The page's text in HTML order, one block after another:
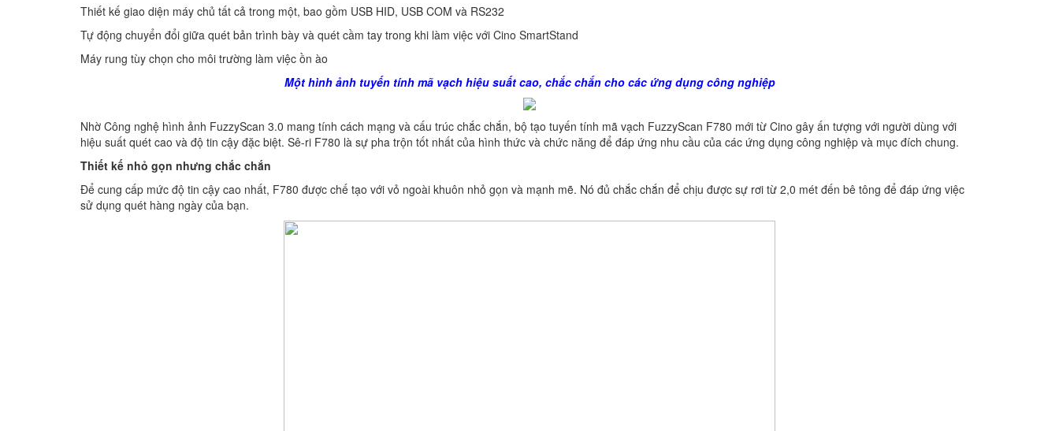
Thiết kế giao diện máy chủ tất cả trong một, bao gồm USB HID, USB COM và RS232
Tự động chuyển đổi giữa quét bản trình bày và quét cầm tay trong khi làm việc với Cino SmartStand
Máy rung tùy chọn cho môi trường làm việc ồn ào
Một hình ảnh tuyến tính mã vạch hiệu suất cao, chắc chắn cho các ứng dụng công nghiệp
Nhờ Công nghệ hình ảnh FuzzyScan 3.0 mang tính cách mạng và cấu trúc chắc chắn, bộ tạo tuyến tính mã vạch FuzzyScan F780 mới từ Cino gây ấn tượng với người dùng với
hiệu suất quét cao và độ tin cậy đặc biệt. Sê-ri F780 là sự pha trộn tốt nhất của hình thức và chức năng để đáp ứng nhu cầu của các ứng dụng công nghiệp và mục đích chung.
Thiết kế nhỏ gọn nhưng chắc chắn
Để cung cấp mức độ tin cậy cao nhất, F780 được chế tạo với vỏ ngoài khuôn nhỏ gọn và mạnh mẽ. Nó đủ chắc chắn để chịu được sự rơi từ 2,0 mét đến bê tông để đáp ứng việc
sử dụng quét hàng ngày của bạn.